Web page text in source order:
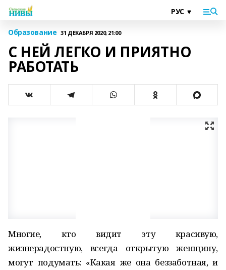
Образование 31 ДЕКАБРЯ 2020, 21:00
С НЕЙ ЛЕГКО И ПРИЯТНО
РАБОТАТЬ
Многие, кто видит эту красивую,
жизнерадостную, всегда открытую женщину,
могут подумать: «Какая же она беззаботная, и